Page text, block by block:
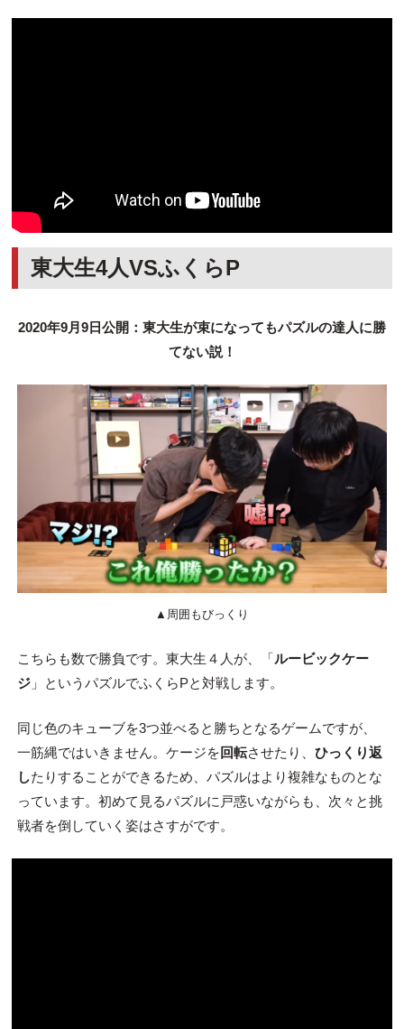
東大生4人VSふくらP
2020年9月9日公開：東大生が束になってもパズルの達人に勝
てない説！
▲周囲もびっくり
こちらも数で勝負です。東大生４人が、「ルービックケー
ジ」というパズルでふくらPと対戦します。
同じ色のキューブを3つ並べると勝ちとなるゲームですが、
一筋縄ではいきません。ケージを 回転させたり、 ひっくり返
したりすることができるため、パズルはより複雑なものとな
っています。初めて見るパズルに戸惑いながらも、次々と挑
戦者を倒していく姿はさすがです。